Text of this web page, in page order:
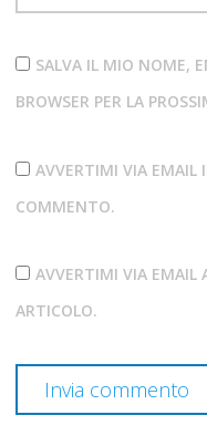
SALVA IL MIO NOME,
BROWSER PER LA
AVVERTIMI VIA EMAIL
COMMENTO.
AVVERTIMI VIA EMAIL
ARTICOLO.